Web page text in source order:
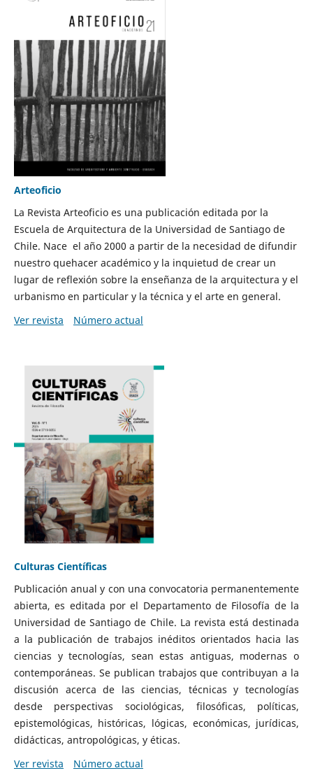
Arteoficio
La Revista Arteoficio es una publicación editada por la
Escuela de Arquitectura de la Universidad de Santiago de
Chile. Nace el año 2000 a partir de la necesidad de difundir
nuestro quehacer académico y la inquietud de crear un
lugar de reflexión sobre la enseñanza de la arquitectura y el
urbanismo en particular y la técnica y el arte en general.
Ver revista
Número actual
Culturas Científicas
Publicación anual y con una convocatoria permanentemente
abierta, es editada por el Departamento de Filosofía de la
Universidad de Santiago de Chile. La revista está destinada
a la publicación de trabajos inéditos orientados hacia las
ciencias y tecnologías, sean estas antiguas, modernas o
contemporáneas. Se publican trabajos que contribuyan a la
discusión acerca de las ciencias, técnicas y tecnologías
desde perspectivas sociológicas, filosóficas, políticas,
epistemológicas, históricas, lógicas, económicas, jurídicas,
didácticas, antropológicas, y éticas.
Ver revista
Número actual